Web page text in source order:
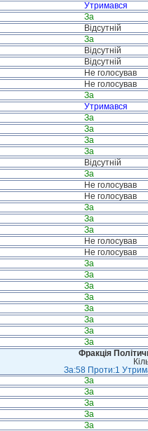
Утримався
За
Відсутній
За
Відсутній
Відсутній
Не голосував
Не голосував
За
Утримався
За
За
За
За
Відсутній
За
Не голосував
Не голосував
За
За
За
Не голосував
Не голосував
За
За
За
За
За
За
За
За
Фракція
За:58 Проти:1
За
За
За
За
За